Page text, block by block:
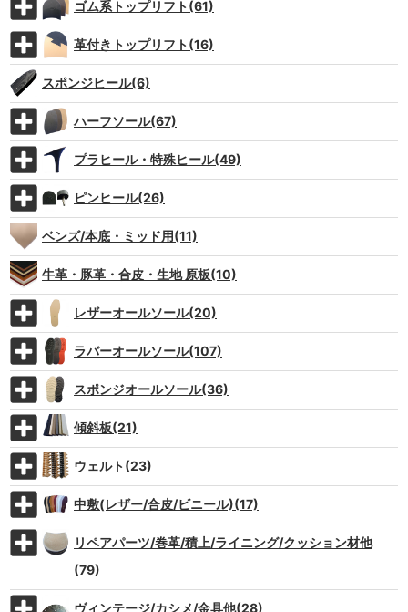
ゴム系トップリフト(61)
革付きトップリフト(16)
スポンジヒール(6)
ハーフソール(67)
プラヒール・特殊ヒール(49)
ピンヒール(26)
ベンズ/本底・ミッド用(11)
牛革・豚革・合皮・生地 原板(10)
レザーオールソール(20)
ラバーオールソール(107)
スポンジオールソール(36)
傾斜板(21)
ウェルト(23)
中敷(レザー/合皮/ビニール)(17)
リペアパーツ/巻革/積上/ライニング/クッション材他
(79)
ヴィンテージ/カシメ/金具他(28)